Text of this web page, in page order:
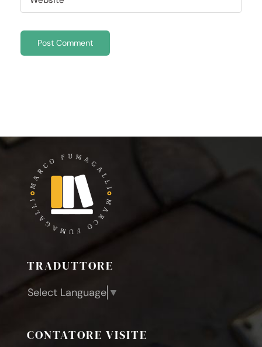
TRADUTTORE
Select Language ▼
CONTATORE VISITE